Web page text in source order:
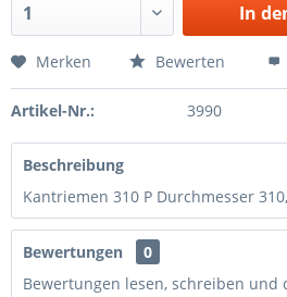
In
Merken Bewerten
Artikel-Nr.: 3990
Beschreibung
Kantriemen 310 P Durchmesser
Bewertungen
0
Bewertungen lesen, schreiben und